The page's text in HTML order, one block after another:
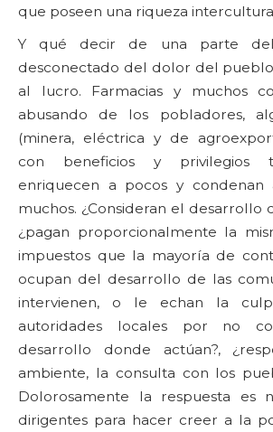
que poseen una riqueza
Y qué decir de una parte del
desconectado del dolor del
al lucro. Farmacias y muchos
abusando de los pobladores,
(minera, eléctrica y de
con beneficios y privilegios
enriquecen a pocos y
muchos. ¿Consideran el desarrollo
¿pagan proporcionalmente la
impuestos que la mayoría de
ocupan del desarrollo de las
intervienen, o le echan la
autoridades locales por no
desarrollo donde actúan?,
ambiente, la consulta con los
Dolorosamente la respuesta es
dirigentes para hacer creer a la